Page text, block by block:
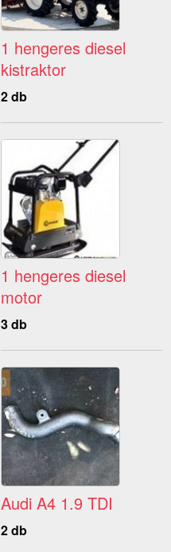
1 hengeres diesel
kistraktor
2 db
1 hengeres diesel
motor
3 db
Audi A4 1.9 TDI
2 db